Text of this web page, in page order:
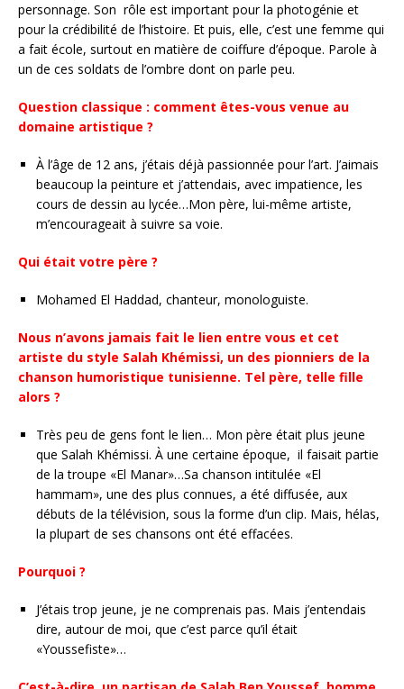
personnage. Son rôle est important pour la photogénie et
pour la crédibilité de l’histoire. Et puis, elle, c’est une femme qui
a fait école, surtout en matière de coiffure d’époque. Parole à
un de ces soldats de l’ombre dont on parle peu.
Question classique : comment êtes-vous venue au
domaine artistique ?
À l’âge de 12 ans, j’étais déjà passionnée pour l’art. J’aimais
beaucoup la peinture et j’attendais, avec impatience, les
cours de dessin au lycée…Mon père, lui-même artiste,
m’encourageait à suivre sa voie.
Qui était votre père ?
Mohamed El Haddad, chanteur, monologuiste.
Nous n’avons jamais fait le lien entre vous et cet
artiste du style Salah Khémissi, un des pionniers de la
chanson humoristique tunisienne. Tel père, telle fille
alors ?
Très peu de gens font le lien… Mon père était plus jeune
que Salah Khémissi. À une certaine époque, il faisait partie
de la troupe «El Manar»…Sa chanson intitulée «El
hammam», une des plus connues, a été diffusée, aux
débuts de la télévision, sous la forme d’un clip. Mais, hélas,
la plupart de ses chansons ont été effacées.
Pourquoi ?
J’étais trop jeune, je ne comprenais pas. Mais j’entendais
dire, autour de moi, que c’est parce qu’il était
«Youssefiste»…